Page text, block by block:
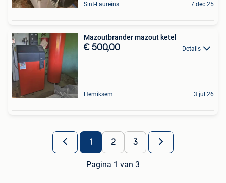
Sint-Laureins 7 dec 25
Mazoutbrander mazout ketel
€ 500,00 Details
Hemiksem 3 jul 26
1 2 3
Pagina 1 van 3